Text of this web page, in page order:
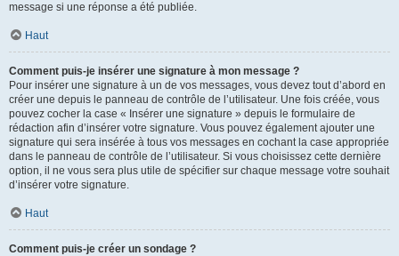
message si une réponse a été publiée.
Haut
Comment puis-je insérer une signature à mon message ?
Pour insérer une signature à un de vos messages, vous devez tout d’abord en
créer une depuis le panneau de contrôle de l’utilisateur. Une fois créée, vous
pouvez cocher la case « Insérer une signature » depuis le formulaire de
rédaction afin d’insérer votre signature. Vous pouvez également ajouter une
signature qui sera insérée à tous vos messages en cochant la case appropriée
dans le panneau de contrôle de l’utilisateur. Si vous choisissez cette dernière
option, il ne vous sera plus utile de spécifier sur chaque message votre souhait
d’insérer votre signature.
Haut
Comment puis-je créer un sondage ?